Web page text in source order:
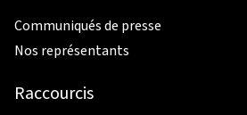
Communiqués de presse
Nos représentants
Raccourcis